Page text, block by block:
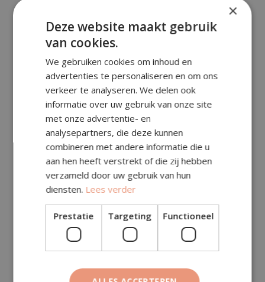
Prijsberekening
Subtotaal (excl. btw)
Specificatie (in subtotaal, excl. btw):
Toeslagen (excl. btw)
Deze kosten zitten al in het subtotaal hierboven.
×
Deze website maakt gebruik
van cookies.
We gebruiken cookies om inhoud en
advertenties te personaliseren en om ons
verkeer te analyseren. We delen ook
informatie over uw gebruik van onze site
met onze advertentie- en
analysepartners, die deze kunnen
combineren met andere informatie die u
aan hen heeft verstrekt of die zij hebben
verzameld door uw gebruik van hun
diensten. Lees verder
Prestatie Targeting Functioneel